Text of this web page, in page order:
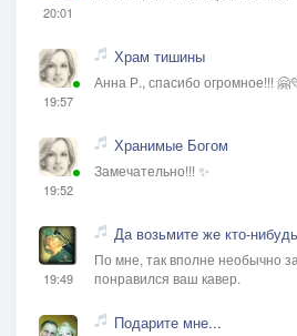
20:01
19:57
Храм тишины
Анна Р., спасибо огромное!!!
19:52
Хранимые Богом
Замечательно!!! ✨
19:49
Да возьмите же кто-
По мне, так вполне необычно
понравился ваш кавер.
Подарите мне...